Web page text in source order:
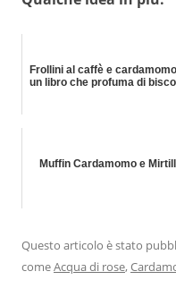
Frollini al caffè e
un libro che profuma di
Muffin Cardamomo e
Questo articolo è stato
comeAcqua di rose,